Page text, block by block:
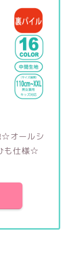
☆オールシ
も仕様☆